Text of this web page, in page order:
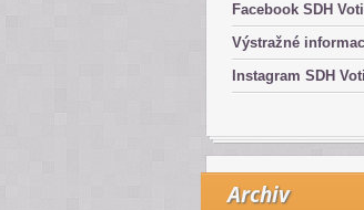
Facebook SDH
Výstražné
Instagram SDH
Archiv